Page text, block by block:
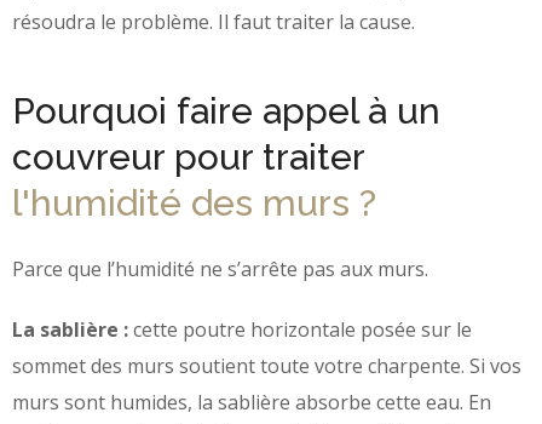
résoudra le problème. Il faut traiter la cause.
Pourquoi faire appel à un
couvreur pour traiter
l'humidité des murs ?
Parce que l’humidité ne s’arrête pas aux murs.
La sablière :cette poutre horizontale posée sur le
sommet des murs soutient toute votre charpente. Si vos
murs sont humides, la sablière absorbe cette eau. En